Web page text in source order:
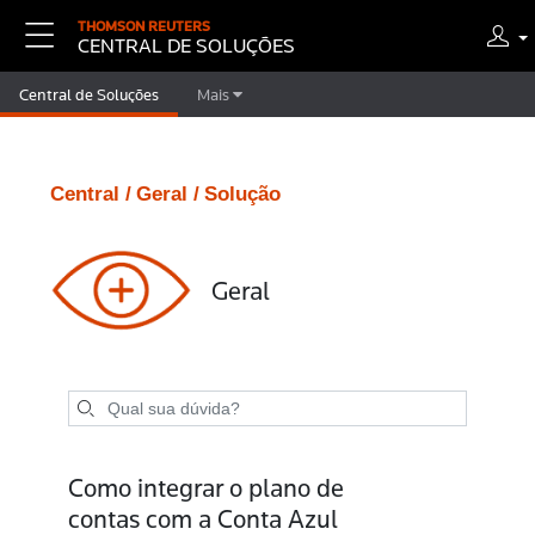
THOMSON REUTERS
CENTRAL DE SOLUÇÕES
Central de Soluções Mais
Central / Geral / Solução
Geral
Como integrar o plano de
contas com a Conta Azul